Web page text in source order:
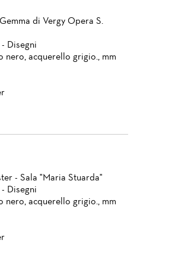
di Vergy Opera S.
Disegni
nero, acquerello grigio., mm
- Sala "Maria Stuarda"
Disegni
nero, acquerello grigio., mm